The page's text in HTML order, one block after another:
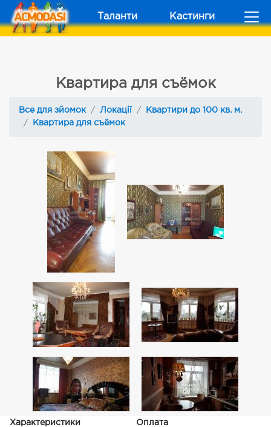
Таланти Кастинги
Квартира для съёмок
Все для зйомок Локації
Квартири до 100 кв. м.
Квартира для съёмок
Характеристики
Оплата